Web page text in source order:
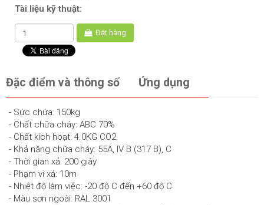
Tài liệu kỹ thuật:
Đặt hàng
Đặc điểm và thông số Ứng dụng
- Sức chứa: 150kg
- Chất chữa cháy: ABC 70%
- Chất kích hoạt: 4.0KG CO2
- Khả năng chữa cháy: 55A, IV B (317 B), C
- Thời gian xả: 200 giây
- Phạm vi xả: 10m
- Nhiệt độ làm việc: -20 độ C đến +60 độ C
- Màu sơn ngoài: RAL 3001